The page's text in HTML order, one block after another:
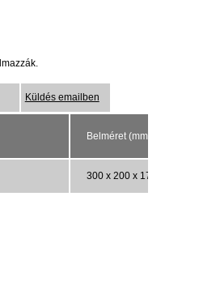
Küldés emailben
Belméret (mm)
300 x 200 x 170